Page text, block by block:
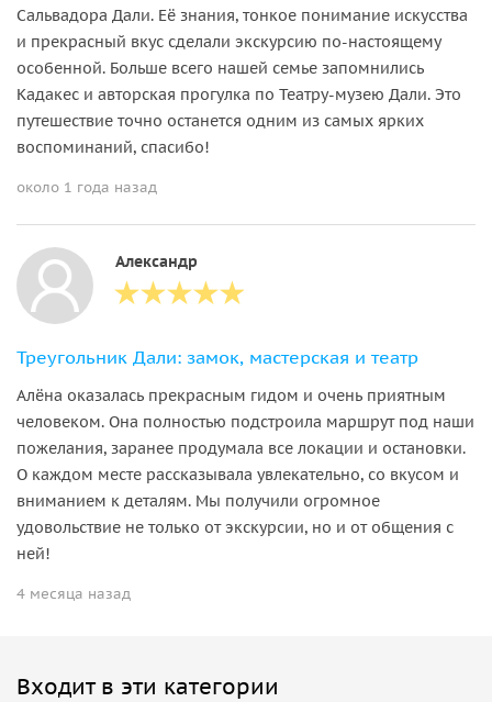
Сальвадора Дали. Её знания, тонкое понимание искусства
и прекрасный вкус сделали экскурсию по-настоящему
особенной. Больше всего нашей семье запомнились
Кадакес и авторская прогулка по Театру-музею Дали. Это
путешествие точно останется одним из самых ярких
воспоминаний, спасибо!
около 1 года назад
Александр
Треугольник Дали: замок, мастерская и театр
Алёна оказалась прекрасным гидом и очень приятным
человеком. Она полностью подстроила маршрут под наши
пожелания, заранее продумала все локации и остановки.
О каждом месте рассказывала увлекательно, со вкусом и
вниманием к деталям. Мы получили огромное
удовольствие не только от экскурсии, но и от общения с
ней!
4 месяца назад
Входит в эти категории